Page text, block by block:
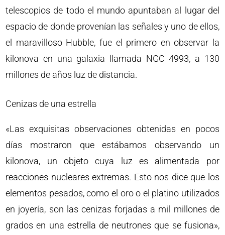
telescopios de todo el mundo apuntaban al lugar del
espacio de donde provenían las señales y uno de ellos,
el maravilloso Hubble, fue el primero en observar la
kilonova en una galaxia llamada NGC 4993, a 130
millones de años luz de distancia.
Cenizas de una estrella
«Las exquisitas observaciones obtenidas en pocos
días mostraron que estábamos observando un
kilonova, un objeto cuya luz es alimentada por
reacciones nucleares extremas. Esto nos dice que los
elementos pesados, como el oro o el platino utilizados
en joyería, son las cenizas forjadas a mil millones de
grados en una estrella de neutrones que se fusiona»,